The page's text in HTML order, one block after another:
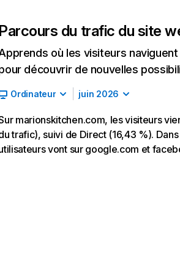
Parcours du trafic du site
où les visiteurs
découvrir de nouvelles
Ordinateur juin 2026
marionskitchen.com, les visiteurs
trafic), suivi de Direct (16,43 %).
vont sur google.com et